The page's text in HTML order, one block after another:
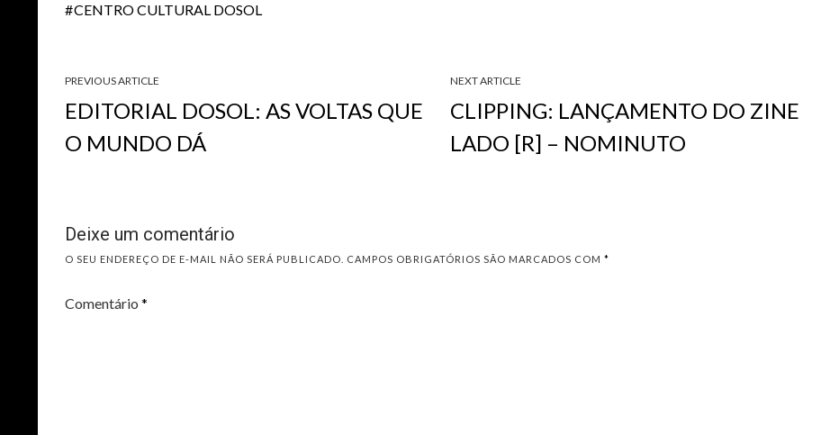
CENTRO CULTURAL DOSOL
PREVIOUS ARTICLE
EDITORIAL DOSOL: AS VOLTAS QUE
O MUNDO DÁ
NEXT ARTICLE
CLIPPING: LANÇAMENTO DO ZINE
LADO [R] – NOMINUTO
Deixe um comentário
O SEU ENDEREÇO DE E-MAIL NÃO SERÁ PUBLICADO. CAMPOS OBRIGATÓRIOS SÃO MARCADOS COM *
Comentário *